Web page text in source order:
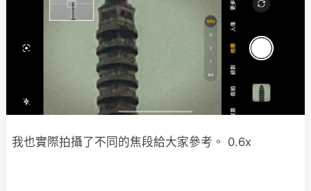
我也實際拍攝了不同的焦段給大家參考。 0.6x